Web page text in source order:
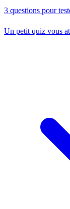
3 questions pour
Un petit quiz vous